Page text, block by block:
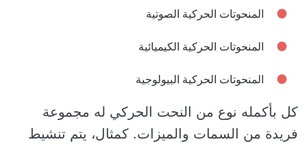
المنحوتات الحركية الصوتية
المنحوتات الحركية الكيميائية
المنحوتات الحركية البيولوجية
كل بأكمله نوع من النحت الحركي له مجموعة
فريدة من السمات والميزات. كمثال، يتم تنشيط